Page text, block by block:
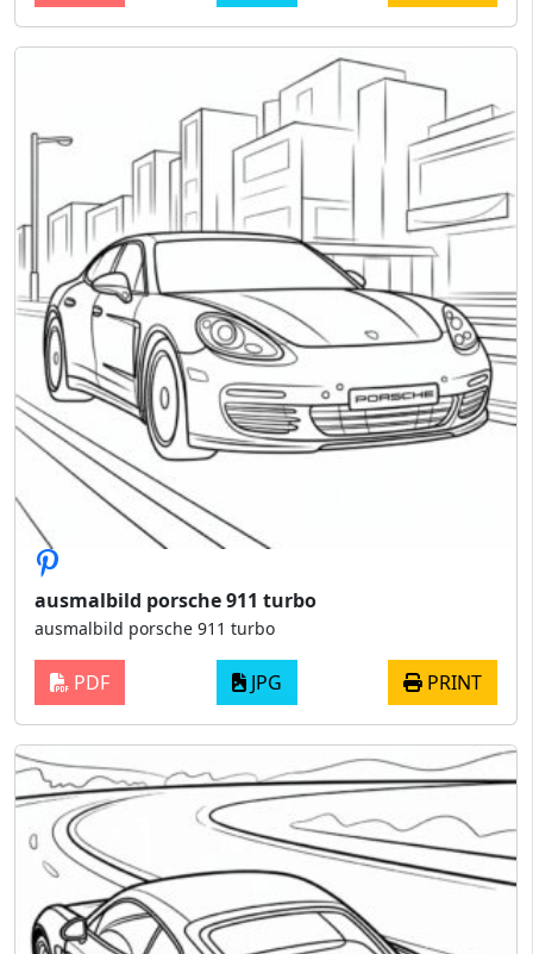
ausmalbild porsche 911 turbo
ausmalbild porsche 911 turbo
PDF JPG PRINT